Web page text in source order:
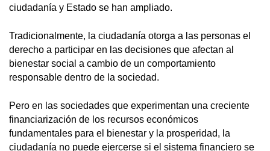
ciudadanía y Estado se han ampliado.
Tradicionalmente, la ciudadanía otorga a las personas el
derecho a participar en las decisiones que afectan al
bienestar social a cambio de un comportamiento
responsable dentro de la sociedad.
Pero en las sociedades que experimentan una creciente
financiarización de los recursos económicos
fundamentales para el bienestar y la prosperidad, la
ciudadanía no puede ejercerse si el sistema financiero se